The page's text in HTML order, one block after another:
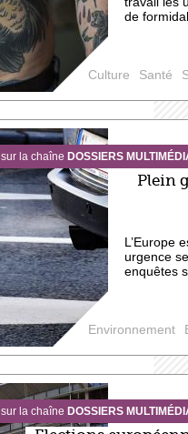
de
Culture Santé
sur la chaîne DOSSIERS
Plein
L’Europe
urgence
enquêtes
Environnement
sur la chaîne DOSSIERS